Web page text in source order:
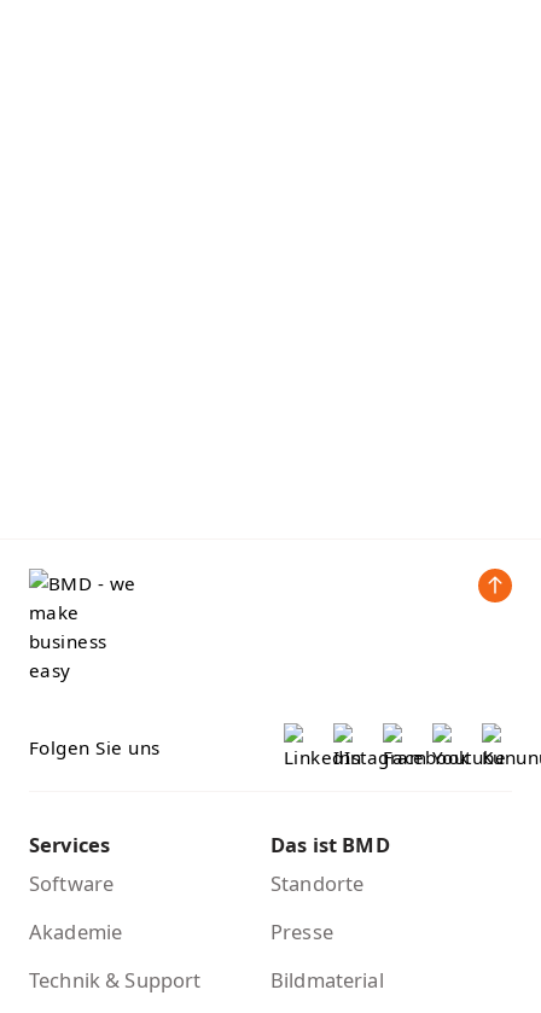
Folgen Sie uns
Services
Software
Akademie
Technik & Support
Das ist BMD
Standorte
Presse
Bildmaterial